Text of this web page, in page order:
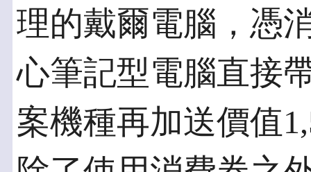
理的戴爾電腦，憑
心筆記型電腦直接
案機種再加送價值